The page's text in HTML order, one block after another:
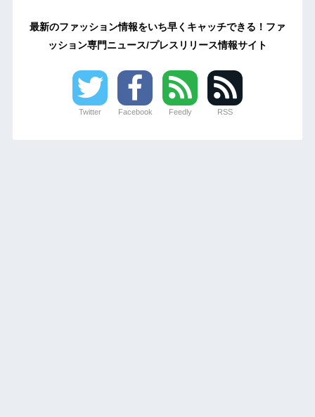
最新のファッション情報をいち早くキャッチできる！ファ
ッション専門ニュース/プレスリリース情報サイト
Twitter Facebook Feedly RSS